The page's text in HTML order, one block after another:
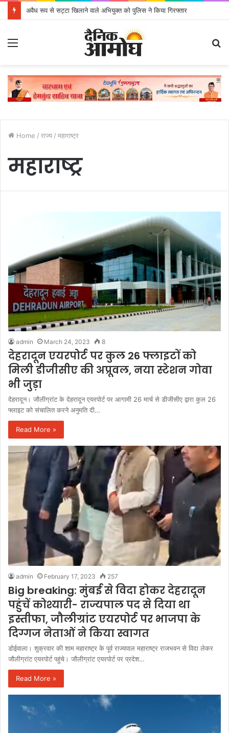
अवैध रूप से सट्टा खिलाने वाले अभियुक्त को पुलिस ने किया गिरफ्तार
Home / राज्य / महाराष्ट्र
महाराष्ट्र
admin March 24, 2023 8
देहरादून एयरपोर्ट पर कुल 26 फ्लाइटों को
मिली डीजीसीए की अप्रूवल, नया स्टेशन गोवा
भी जुड़ा
देहरादून। जौलीग्रांट के देहरादून एयरपोर्ट पर आगामी 26 मार्च से डीजीसीए द्वारा कुल 26
फ्लाइट को संचालित करने अनुमति दी…
Read More »
admin February 17, 2023 257
Big breaking: मुंबई से विदा होकर देहरादून
पहुंचें कोश्यारी- राज्यपाल पद से दिया था
इस्तीफा, जौलीग्रांट एयरपोर्ट पर भाजपा के
दिग्गज नेताओं ने किया स्वागत
डोईवाला। शुक्रवार की शाम महाराष्ट्र के पूर्व राज्यपाल महाराष्ट्र राजभवन से विदा लेकर
जौलीग्रांट एयरपोर्ट पहुंचे। जौलीग्रांट एयरपोर्ट पर प्रदेश…
Read More »